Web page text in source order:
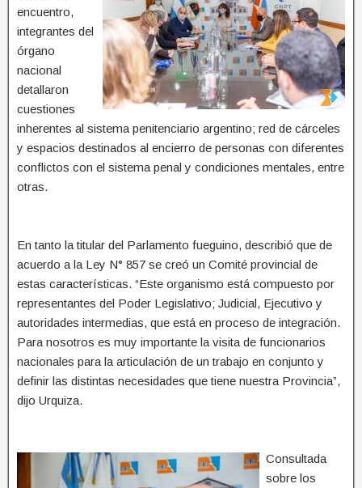
encuentro,
integrantes del
órgano
nacional
detallaron
cuestiones
inherentes al sistema penitenciario argentino; red de cárceles
y espacios destinados al encierro de personas con diferentes
conflictos con el sistema penal y condiciones mentales, entre
otras.
En tanto la titular del Parlamento fueguino, describió que de
acuerdo a la Ley N° 857 se creó un Comité provincial de
estas características. “Este organismo está compuesto por
representantes del Poder Legislativo; Judicial, Ejecutivo y
autoridades intermedias, que está en proceso de integración.
Para nosotros es muy importante la visita de funcionarios
nacionales para la articulación de un trabajo en conjunto y
definir las distintas necesidades que tiene nuestra Provincia”,
dijo Urquiza.
Consultada
sobre los